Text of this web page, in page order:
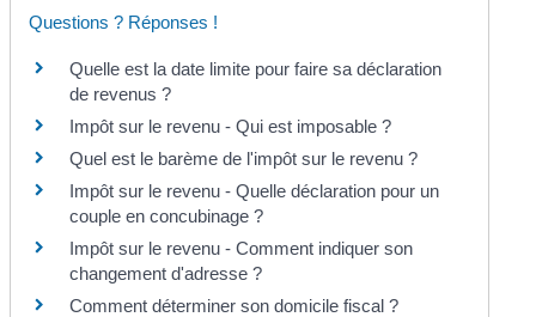
Questions ? Réponses !
Quelle est la date limite pour faire sa déclaration
de revenus ?
Impôt sur le revenu - Qui est imposable ?
Quel est le barème de l'impôt sur le revenu ?
Impôt sur le revenu - Quelle déclaration pour un
couple en concubinage ?
Impôt sur le revenu - Comment indiquer son
changement d'adresse ?
Comment déterminer son domicile fiscal ?